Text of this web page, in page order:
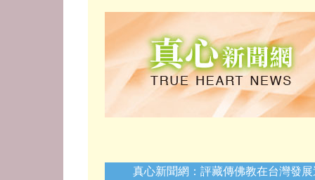
真心新聞網：評藏傳佛教在台灣發展